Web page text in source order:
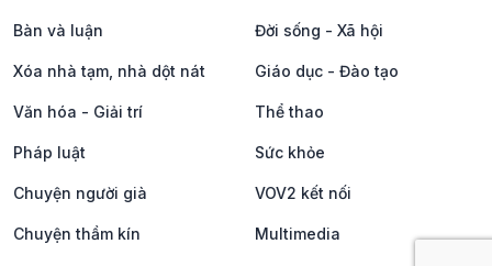
Bàn và luận Đời sống - Xã hội
Xóa nhà tạm, nhà dột nát Giáo dục - Đào tạo
Văn hóa - Giải trí Thể thao
Pháp luật Sức khỏe
Chuyện người già VOV2 kết nối
Chuyện thầm kín Multimedia